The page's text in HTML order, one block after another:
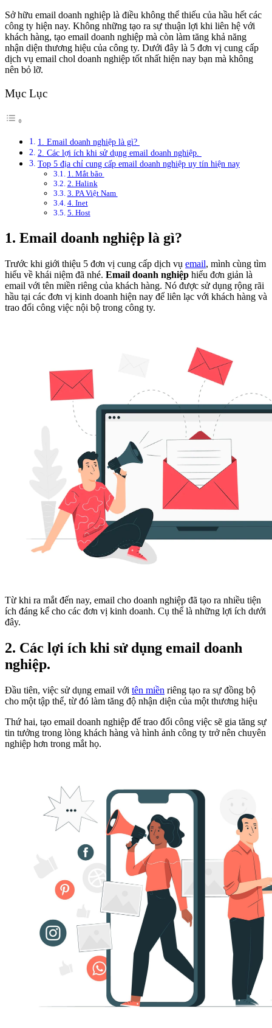
Sở hữu email doanh nghiệp là điều không thể thiếu của hầu hết các
công ty hiện nay. Không những tạo ra sự thuận lợi khi liên hệ với
khách hàng, tạo email doanh nghiệp mà còn làm tăng khả năng
nhận diện thương hiệu của công ty. Dưới đây là 5 đơn vị cung cấp
dịch vụ email chol doanh nghiệp tốt nhất hiện nay bạn mà không
nên bỏ lỡ.
Mục Lục
1. Email doanh nghiệp là gì?
2. Các lợi ích khi sử dụng email doanh nghiệp.
Top 5 địa chỉ cung cấp email doanh nghiệp uy tín hiện nay
1. Mắt bão
2. Halink
3. PA Việt Nam
4. Inet
5. Host
1. Email doanh nghiệp là gì?
Trước khi giới thiệu 5 đơn vị cung cấp dịch vụ email, mình cùng tìm
hiểu về khái niệm đã nhé. Email doanh nghiệp hiểu đơn giản là
email với tên miền riêng của khách hàng. Nó được sử dụng rộng rãi
hầu tại các đơn vị kinh doanh hiện nay để liên lạc với khách hàng và
trao đổi công việc nội bộ trong công ty.
Từ khi ra mắt đến nay, email cho doanh nghiệp đã tạo ra nhiều tiện
ích đáng kể cho các đơn vị kinh doanh. Cụ thể là những lợi ích dưới
đây.
2. Các lợi ích khi sử dụng email doanh
nghiệp.
Đầu tiên, việc sử dụng email với tên miền riêng tạo ra sự đồng bộ
cho một tập thể, từ đó làm tăng độ nhận diện của một thương hiệu
Thứ hai, tạo email doanh nghiệp để trao đổi công việc sẽ gia tăng sự
tin tưởng trong lòng khách hàng và hình ảnh công ty trở nên chuyên
nghiệp hơn trong mắt họ.